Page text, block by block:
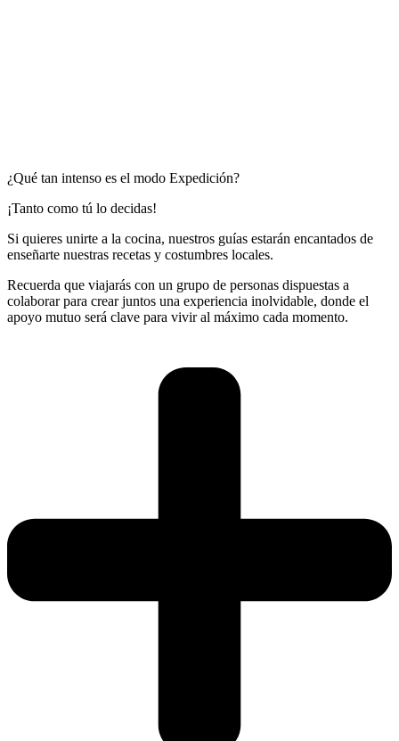
¿Qué tan intenso es el modo Expedición?
¡Tanto como tú lo decidas!
Si quieres unirte a la cocina, nuestros guías estarán encantados de
enseñarte nuestras recetas y costumbres locales.
Recuerda que viajarás con un grupo de personas dispuestas a
colaborar para crear juntos una experiencia inolvidable, donde el
apoyo mutuo será clave para vivir al máximo cada momento.